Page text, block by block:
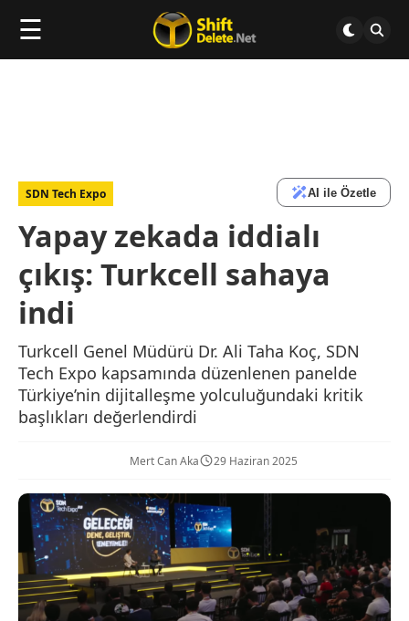
☰
SDN Tech Expo AI ile Özetle
Yapay zekada iddialı
çıkış: Turkcell sahaya
indi
Turkcell Genel Müdürü Dr. Ali Taha Koç, SDN
Tech Expo kapsamında düzenlenen panelde
Türkiye’nin dijitalleşme yolculuğundaki kritik
başlıkları değerlendirdi
Mert Can Aka 29 Haziran 2025